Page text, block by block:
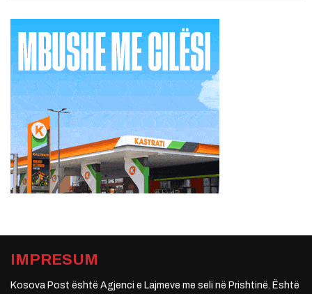
IMPRESUM
Kosova Post është Agjenci e Lajmeve me seli në Prishtinë. Është